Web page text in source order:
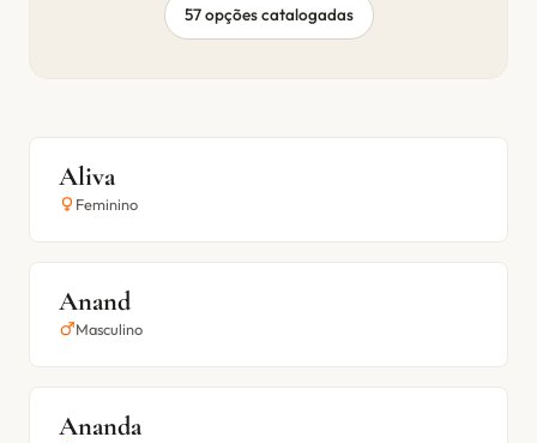
57 opções catalogadas
Aliva
Feminino
Anand
Masculino
Ananda